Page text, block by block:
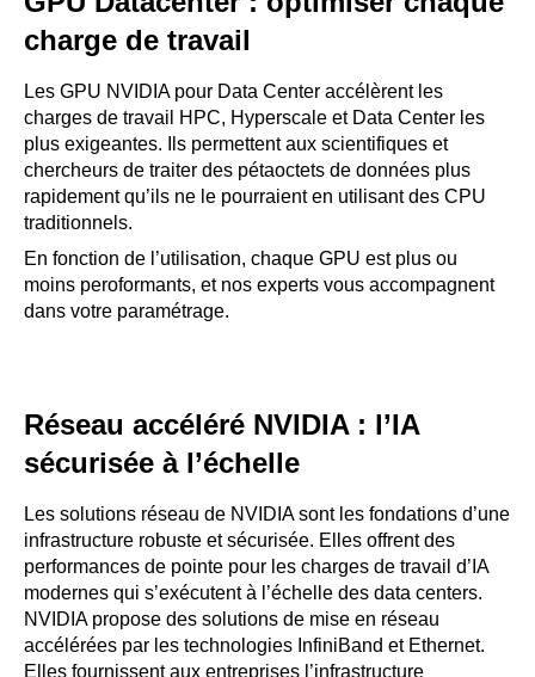
charge de travail
Les GPU NVIDIA pour Data Center accélèrent les
charges de travail HPC, Hyperscale et Data Center les
plus exigeantes. Ils permettent aux scientifiques et
chercheurs de traiter des pétaoctets de données plus
rapidement qu’ils ne le pourraient en utilisant des CPU
traditionnels.
En fonction de l’utilisation, chaque GPU est plus ou
moins peroformants, et nos experts vous accompagnent
dans votre paramétrage.
Réseau accéléré NVIDIA : l’IA
sécurisée à l’échelle
Les solutions réseau de NVIDIA sont les fondations d’une
infrastructure robuste et sécurisée. Elles offrent des
performances de pointe pour les charges de travail d’IA
modernes qui s’exécutent à l’échelle des data centers.
NVIDIA propose des solutions de mise en réseau
accélérées par les technologies InfiniBand et Ethernet.
Elles fournissent aux entreprises l’infrastructure